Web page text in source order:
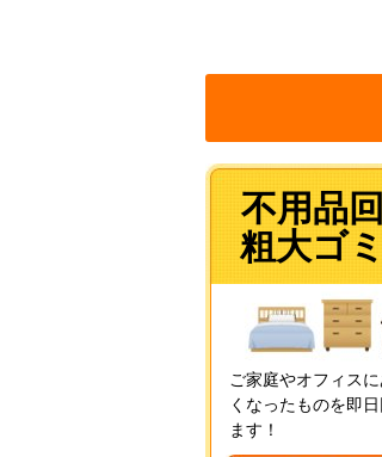
不用品
粗大ゴ
ご家庭やオフィス
くなったものを即
ます！